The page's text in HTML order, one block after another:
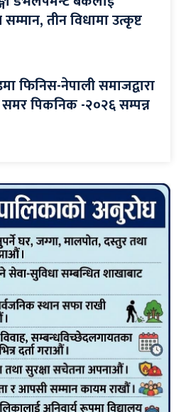
सम्मान, तीन विधामा उत्कृष्ट
फिनिस-नेपाली समाजद्वारा
पिकनिक -२०२६ सम्पन्न